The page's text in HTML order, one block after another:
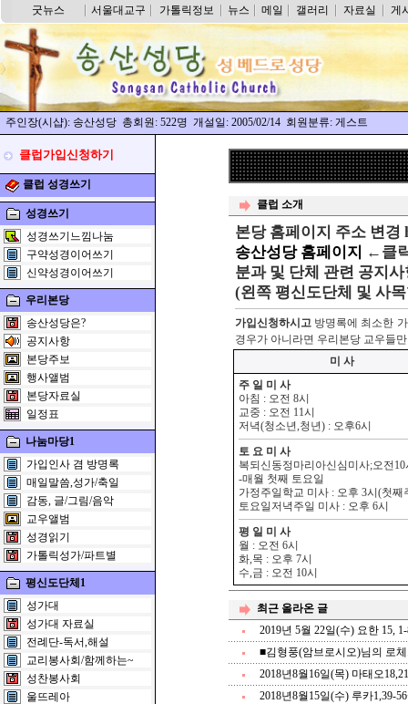
굿뉴스 서울대교구 가톨릭정보 뉴스 메일 갤러리 자료실 게
주인장(시샵): 송산성당 총회원: 522명 개설일: 2005/02/14 회원분류: 게스트
클럽가입신청하기
클럽 성경쓰기
성경쓰기
성경쓰기느낌나눔
구약성경이어쓰기
신약성경이어쓰기
우리본당
송산성당은?
공지사항
본당주보
행사앨범
본당자료실
일정표
나눔마당1
가입인사 겸 방명록
매일말씀,성가/축일
감동, 글/그림/음악
교우앨범
성경읽기
가톨릭성가/파트별
평신도단체1
성가대
성가대 자료실
전례단-독서,해설
교리봉사회/함께하는~
성찬봉사회
울뜨레아
클럽 소개
본당 홈페이지 주소 변경
송산성당 홈페이지
←클
분과 및 단체 관련 공지
(왼쪽 평신도단체 및 사
가입신청하시고방명록에 최소한
경우가 아니라면 우리본당 교우들
미 사
주 일 미 사
아침 : 오전 8시
교중 : 오전 11시
저녁(청소년,청년) : 오후6시
토 요 미 사
복되신동정마리아신심미사;오전10
-매월 첫째 토요일
가정주일학교 미사 : 오후 3시(첫째
토요일저녁주일 미사 : 오후 6시
평 일 미 사
월 : 오전 6시
화,목 : 오후 7시
수,금 : 오전 10시
최근 올라온 글
2019년 5월 22일(수) 요한 15,
■김형풍(암브로시오)님의 로
2018년8월16일(목) 마태오
2018년8월15일(수) 루카1,39-